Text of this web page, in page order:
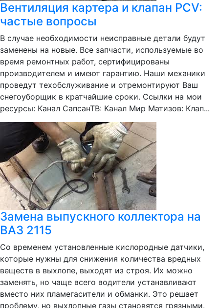
Вентиляция картера и клапан PCV:
частые вопросы
В случае необходимости неисправные детали будут
заменены на новые. Все запчасти, используемые во
время ремонтных работ, сертифицированы
производителем и имеют гарантию. Наши механики
проведут техобслуживание и отремонтируют Ваш
снегоуборщик в кратчайшие сроки. Ссылки на мои
ресурсы: Канал СапсанТВ: Канал Мир Матизов: Клап...
Замена выпускного коллектора на
ВАЗ 2115
Со временем установленные кислородные датчики,
которые нужны для снижения количества вредных
веществ в выхлопе, выходят из строя. Их можно
заменять, но чаще всего водители устанавливают
вместо них пламегасители и обманки. Это решает
проблему, но выхлопные газы становятся грязными.